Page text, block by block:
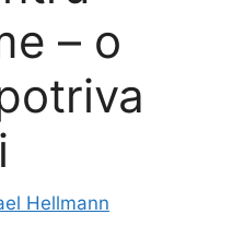
– o
Hellmann